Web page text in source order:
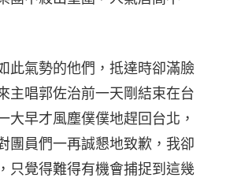
此氣勢的他們，抵達時卻滿臉
主唱郭佐治前一天剛結束在台
大早才風塵僕僕地趕回台北，
團員們一再誠懇地致歉，我卻
只覺得難得有機會捕捉到這幾